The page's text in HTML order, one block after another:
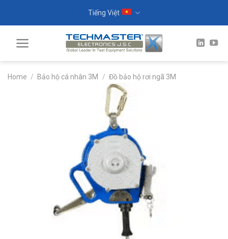
Tiếng Việt
Home / Bảo hộ cá nhân 3M / Đồ bảo hộ rơi ngã 3M